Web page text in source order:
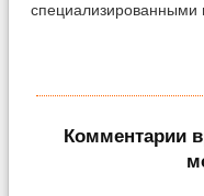
специализированными
Комментарии